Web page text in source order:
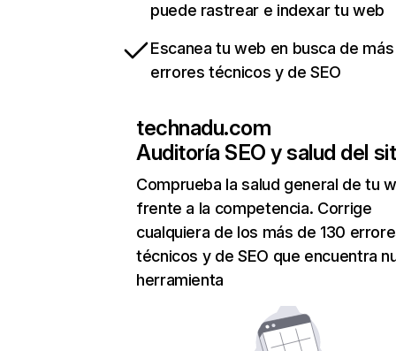
puede rastrear e indexar tu web
Escanea tu web en busca de
errores técnicos y de SEO
technadu.com
Auditoría SEO y salud del
Comprueba la salud general de tu
frente a la competencia. Corrige
cualquiera de los más de 130
técnicos y de SEO que encuentra
herramienta